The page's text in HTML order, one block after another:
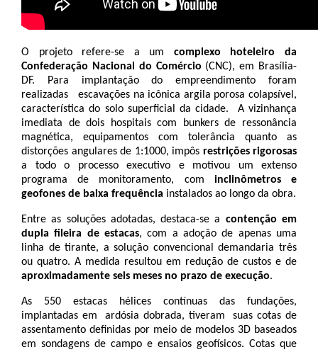
O projeto refere-se a um complexo hoteleiro da
Confederação Nacional do Comércio (CNC), em Brasília-
DF. Para implantação do empreendimento foram
realizadas   escavações na icônica argila porosa colapsível,
característica do solo superficial da cidade.  A vizinhança
imediata de dois hospitais com bunkers de ressonância
magnética, equipamentos com tolerância quanto as
distorções angulares de 1:1000, impôs restrições rigorosas
a todo o processo executivo e motivou um extenso
programa de monitoramento, com inclinômetros e
geofones de baixa frequência instalados ao longo da obra.
Entre as soluções adotadas, destaca-se a contenção em
dupla fileira de estacas, com a adoção de apenas uma
linha de tirante, a solução convencional demandaria três
aproximadamente seis meses no prazo de execução.
As 550 estacas hélices contínuas das fundações,
implantadas em  ardósia dobrada, tiveram  suas cotas de
assentamento definidas por meio de modelos 3D baseados
em sondagens de campo e ensaios geofísicos. Cotas que